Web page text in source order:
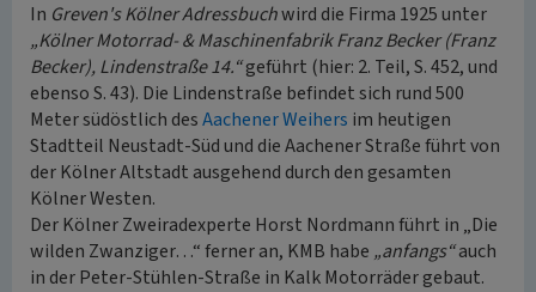
In Greven's Kölner Adressbuchwird die Firma 1925 unter
„Kölner Motorrad- & Maschinenfabrik Franz Becker (Franz
Becker), Lindenstraße 14.“geführt (hier: 2. Teil, S. 452, und
ebenso S. 43). Die Lindenstraße befindet sich rund 500
Meter südöstlich desAachener Weihers im heutigen
Stadtteil Neustadt-Süd und die Aachener Straße führt von
der Kölner Altstadt ausgehend durch den gesamten
Kölner Westen.
Der Kölner Zweiradexperte Horst Nordmann führt in „Die
wilden Zwanziger…“ ferner an, KMB habe „anfangs“auch
in der Peter-Stühlen-Straße in Kalk Motorräder gebaut.